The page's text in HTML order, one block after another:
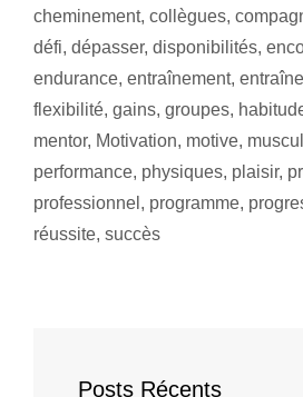
cheminement, collègues,
défi, dépasser, disponibilités,
endurance, entraînement,
flexibilité, gains, groupes,
mentor, Motivation, motive,
performance, physiques, plaisir,
professionnel , programme,
réussite, succès
Posts Récents